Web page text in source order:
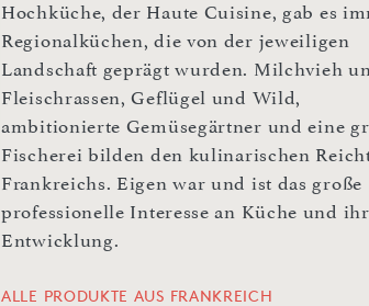
Hochküche, der Haute Cuisine, gab es
Regionalküchen, die von der jeweiligen
Landschaft geprägt wurden. Milchvieh
Fleischrassen, Geflügel und Wild,
ambitionierte Gemüsegärtner und eine
Fischerei bilden den kulinarischen
Frankreichs. Eigen war und ist das große
professionelle Interesse an Küche und
Entwicklung.
ALLE PRODUKTE AUS FRANKREICH